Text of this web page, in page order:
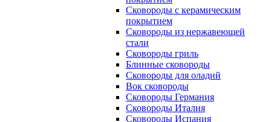
Сковороды с керамическим
покрытием
Сковороды из нержавеющей
стали
Сковороды гриль
Блинные сковороды
Сковороды для оладий
Вок сковороды
Сковороды Германия
Сковороды Италия
Сковороды Испания